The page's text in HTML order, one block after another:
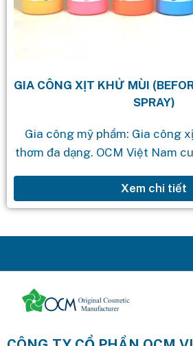
GIA CÔNG XỊT KHỬ MÙI
SPRAY)
Gia công mỹ phẩm: Gia công
thơm đa dạng. OCM Việt Nam
Xem chi tiết